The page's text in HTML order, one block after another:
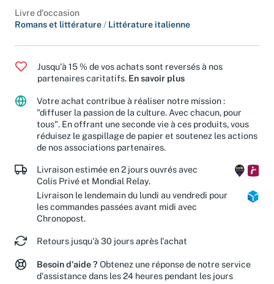
Livre d'occasion
Romans et littérature / Littérature italienne
Jusqu'à 15 % de vos achats sont reversés à nos
partenaires caritatifs. En savoir plus
Votre achat contribue à réaliser notre mission :
"diffuser la passion de la culture. Avec chacun, pour
tous". En offrant une seconde vie à ces produits, vous
réduisez le gaspillage de papier et soutenez les actions
de nos associations partenaires.
Livraison estimée en 2 jours ouvrés avec
Colis Privé et Mondial Relay.
Livraison le lendemain du lundi au vendredi pour
les commandes passées avant midi avec
Chronopost.
Retours jusqu'à 30 jours après l'achat
Besoin d'aide ? Obtenez une réponse de notre service
d'assistance dans les 24 heures pendant les jours